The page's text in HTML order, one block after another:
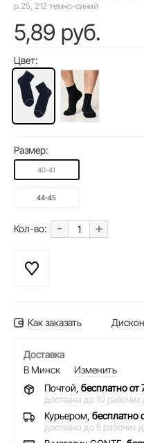
р.25, 212 темно-синий
5,89 руб.
Цвет:
Размер:
40-41
44-45
Кол-во: - +
Как заказать
Доставка
В Минск
Изменить
Почтой, бесплатно от
доставка до 10 рабочих
Курьером, бесплатно
доставка до 5 рабочих